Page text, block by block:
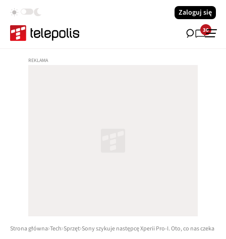
Zaloguj się
30
Strona główna Tech Sprzęt Sony szykuje następcę Xperii Pro-I. Oto, co nas czeka